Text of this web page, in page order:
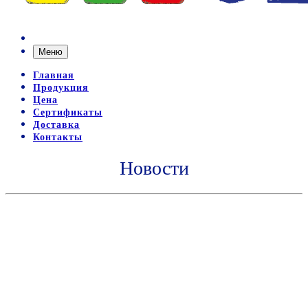
Меню
Главная
Продукция
Цена
Сертификаты
Доставка
Контакты
Новости